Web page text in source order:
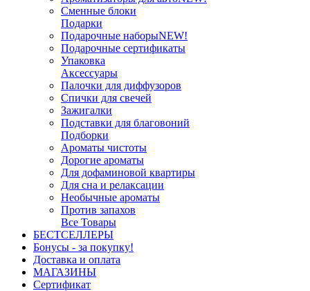
Сменные блоки
Подарки
Подарочные наборыNEW!
Подарочные сертификаты
Упаковка
Аксессуары
Палочки для диффузоров
Спички для свечей
Зажигалки
Подставки для благовоний
Подборки
Ароматы чистоты
Дорогие ароматы
Для дофаминовой квартиры
Для сна и релаксации
Необычные ароматы
Против запахов
Все Товары
БЕСТСЕЛЛЕРЫ
Бонусы - за покупку!
Доставка и оплата
МАГАЗИНЫ
Cертификат